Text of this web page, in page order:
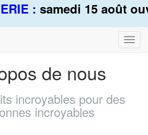
: samedi 15 août
la
de nous
incroyables pour des
incroyables